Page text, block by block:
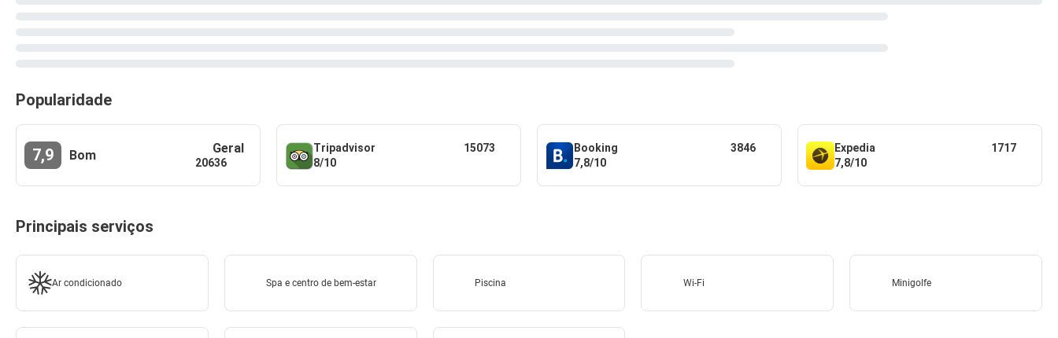
Popularidade
7,9 Bom Geral
20636
Tripadvisor
8/10
15073
Booking
7,8/10
3846
Expedia
7,8/10
1717
Principais serviços
Ar condicionado Spa e centro de bem-estar Piscina Wi-Fi Minigolfe